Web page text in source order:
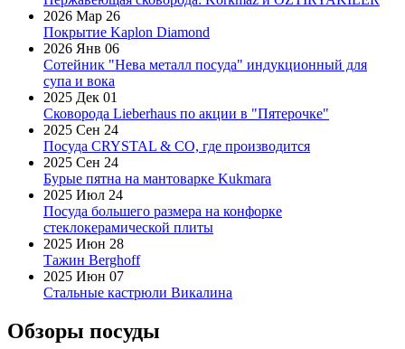
2026 Мар 26
Покрытие Kaplon Diamond
2026 Янв 06
Сотейник "Нева металл посуда" индукционный для
супа и вока
2025 Дек 01
Сковорода Lieberhaus по акции в "Пятерочке"
2025 Сен 24
Посуда CRYSTAL & CO, где производится
2025 Сен 24
Бурые пятна на мантоварке Kukmara
2025 Июл 24
Посуда большего размера на конфорке
стеклокерамической плиты
2025 Июн 28
Тажин Berghoff
2025 Июн 07
Стальные кастрюли Викалина
Обзоры посуды